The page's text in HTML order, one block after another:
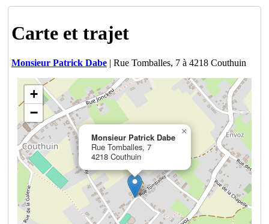
Carte et trajet
Monsieur Patrick Dabe| Rue Tomballes, 7 à 4218 Couthuin
Monsieur Patrick Dabe
Rue Tomballes, 7
4218 Couthuin
×
+
−